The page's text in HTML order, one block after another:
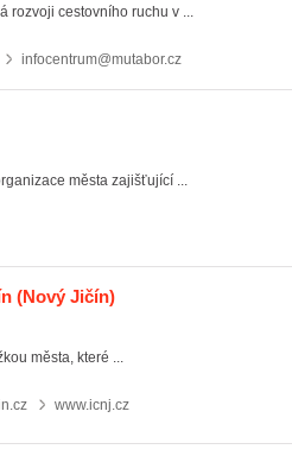
rozvoji cestovního ruchu v ...
infocentrum@mutabor.cz
města zajišťující ...
(Nový Jičín)
města, které ...
www.icnj.cz